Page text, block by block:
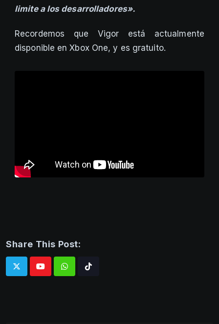
limite a los desarrolladores».
Recordemos que Vigor está actualmente
disponible en Xbox One, y es gratuito.
Share This Post:
WhatsappTiktok